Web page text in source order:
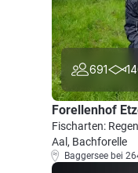
691
Forellenhof
Fischarten:
Aal, Bachforelle
Baggersee bei